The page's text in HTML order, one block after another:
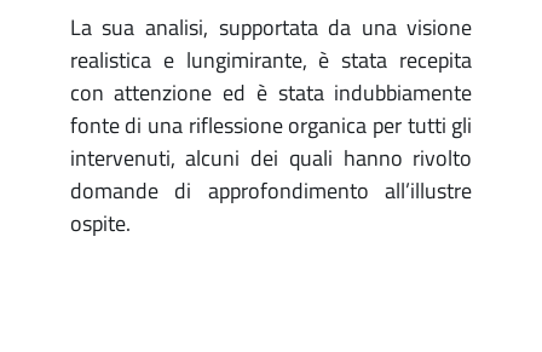
La sua analisi, supportata da una visione
realistica e lungimirante, è stata recepita
con attenzione ed è stata indubbiamente
fonte di una riflessione organica per tutti gli
intervenuti, alcuni dei quali hanno rivolto
domande di approfondimento all’illustre
ospite.